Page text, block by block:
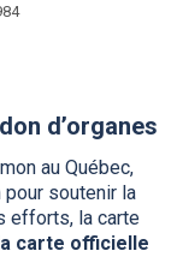
d’organes
au Québec,
pour soutenir la
efforts, la carte
la carte officielle